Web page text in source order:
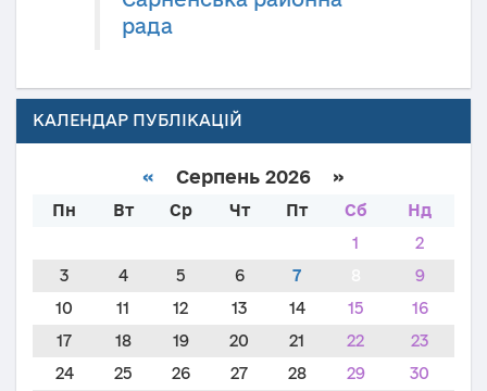
рада
КАЛЕНДАР ПУБЛІКАЦІЙ
« Серпень 2026 »
Пн Вт Ср Чт Пт Сб
Нд
1
2
3
4 5 6 7
9
10
11 12 13 14 15
16
17
18 19 20 21 22
23
24
25 26 27 28 29
30